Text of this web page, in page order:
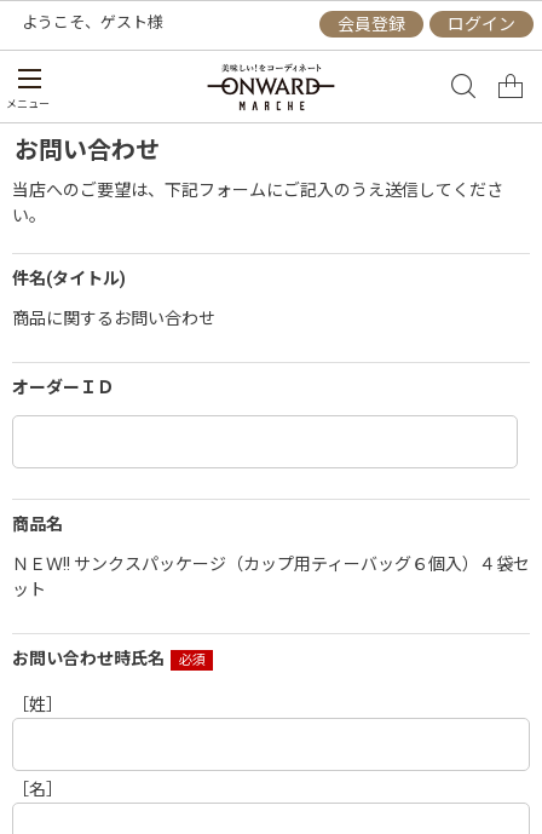
ようこそ、 ゲスト様 会員登録 ログイン
メニュー
お問い合わせ
当店へのご要望は、下記フォームにご記入のうえ送信してくださ
い。
件名(タイトル)
商品に関するお問い合わせ
オーダーＩＤ
商品名
ＮＥＷ!! サンクスパッケージ（カップ用ティーバッグ６個入）４袋セ
ット
お問い合わせ時氏名
［姓］
［名］